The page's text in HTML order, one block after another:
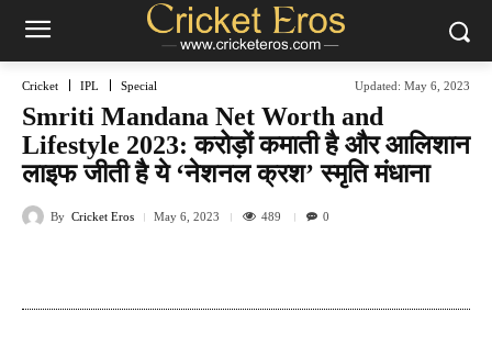
Cricket IPL Special Updated: May 6, 2023
Smriti Mandana Net Worth and
Lifestyle 2023: करोड़ों कमाती है और आलिशान
लाइफ जीती है ये ‘नेशनल क्रश’ स्मृति मंधाना
By Cricket Eros May 6, 2023 489 0